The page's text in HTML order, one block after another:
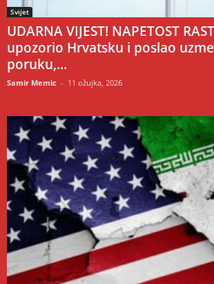
Svijet
UDARNA VIJEST! NAPETOST
upozorio Hrvatsku i poslao
poruku,...
Samir Memic - 11 ožujka, 2026